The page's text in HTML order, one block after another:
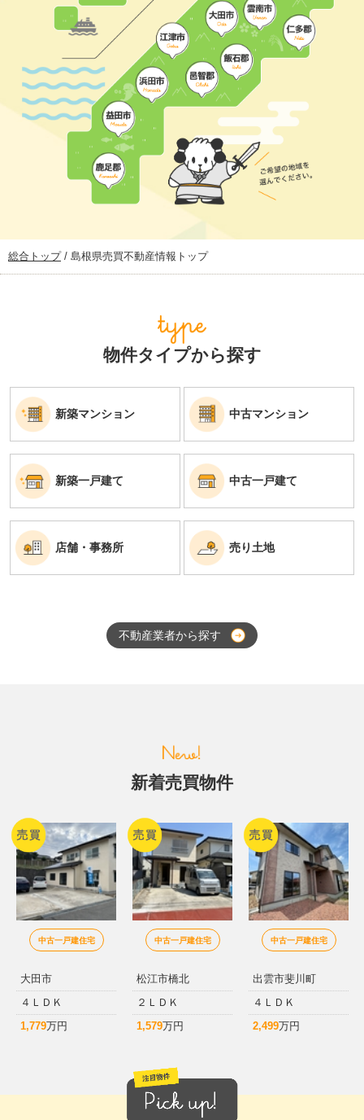
現
在
総合トップ/ 島根県売買不動産情報トップ
物件タイプから探す
新築マンション 中古マンション
新築一戸建て 中古一戸建て
店舗・事務所 売り土地
不動産業者から探す
新着売買物件
中古一戸建住宅
大田市
４ＬＤＫ
1,779万円
中古一戸建住宅
松江市橋北
２ＬＤＫ
1,579万円
中古一戸建住宅
出雲市斐川町
４ＬＤＫ
2,499万円